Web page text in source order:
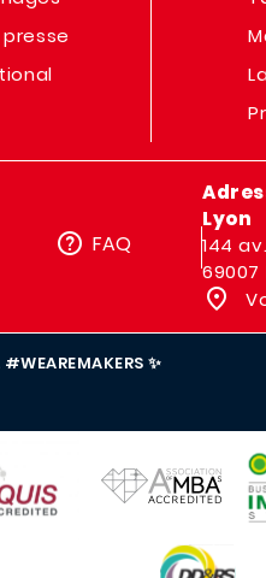
FAQ
Lyon
144
69007
✨
IMAGE
IMAGE